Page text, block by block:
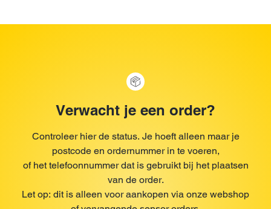
Verwacht je een order?
Controleer hier de status. Je hoeft alleen maar je
postcode en ordernummer in te voeren,
of het telefoonnummer dat is gebruikt bij het plaatsen
van de order.
Let op: dit is alleen voor aankopen via onze webshop